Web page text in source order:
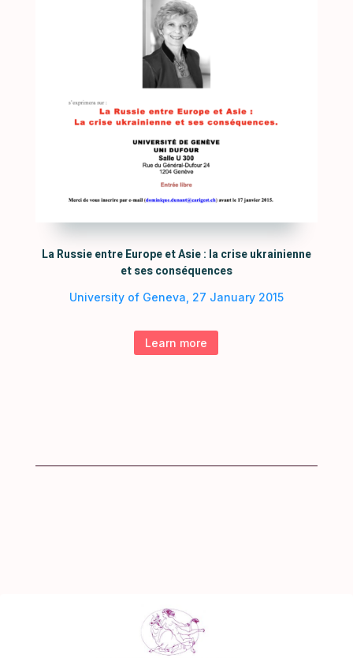
La Russie entre Europe et Asie : la crise ukrainienne
et ses conséquences
University of Geneva, 27 January 2015
Learn more